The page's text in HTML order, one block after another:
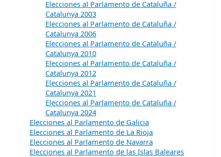
Elecciones al Parlamento de Cataluña /
Catalunya 2003
Elecciones al Parlamento de Cataluña /
Catalunya 2006
Elecciones al Parlamento de Cataluña /
Catalunya 2010
Elecciones al Parlamento de Cataluña /
Catalunya 2012
Elecciones al Parlamento de Cataluña /
Catalunya 2021
Elecciones al Parlamento de Cataluña /
Catalunya 2024
Elecciones al Parlamento de Galicia
Elecciones al Parlamento de La Rioja
Elecciones al Parlamento de Navarra
Elecciones al Parlamento de las Islas Baleares